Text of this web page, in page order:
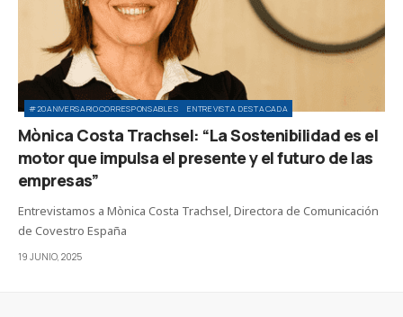
#20ANIVERSARIOCORRESPONSABLES ENTREVISTA DESTACADA
Mònica Costa Trachsel: “La Sostenibilidad es el
motor que impulsa el presente y el futuro de las
empresas”
Entrevistamos a Mònica Costa Trachsel, Directora de Comunicación
de Covestro España
19 JUNIO, 2025